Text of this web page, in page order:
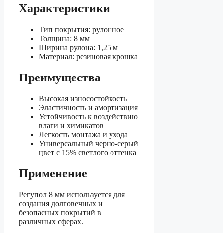
Характеристики
Тип покрытия: рулонное
Толщина: 8 мм
Ширина рулона: 1,25 м
Материал: резиновая крошка
Преимущества
Высокая износостойкость
Эластичность и амортизация
Устойчивость к воздействию
влаги и химикатов
Легкость монтажа и ухода
Универсальный черно-серый
цвет с 15% светлого оттенка
Применение
Регупол 8 мм используется для
создания долговечных и
безопасных покрытий в
различных сферах.